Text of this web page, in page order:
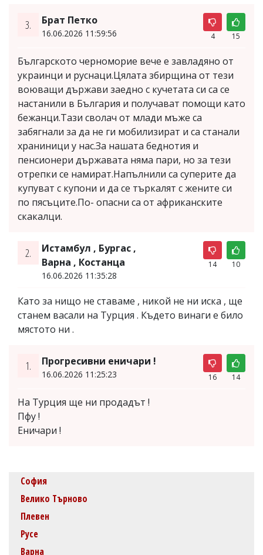
3. Брат Петко
16.06.2026 11:59:56 4 15
Българското черноморие вече е завладяно от
украинци и руснаци.Цялата збирщина от тези
воюващи държави заедно с кучетата си са се
настанили в България и получават помощи като
бежанци.Тази сволач от млади мъже са
забягнали за да не ги мобилизират и са станали
храниници у нас.За нашата беднотия и
пенсионери държавата няма пари, но за тези
отрепки се намират.Напълнили са суперите да
купуват с купони и да се търкалят с жените си
по пясъците.По- опасни са от африканските
скакалци.
2.
Истамбул , Бургас ,
Варна , Костанца
16.06.2026 11:35:28
14 10
Като за нищо не ставаме , никой не ни иска , ще
станем васали на Турция . Където винаги е било
мястото ни .
1. Прогресивни еничари !
16.06.2026 11:25:23 16 14
На Турция ще ни продадът !
Пфу !
Еничари !
София
Велико Търново
Плевен
Русе
Варна